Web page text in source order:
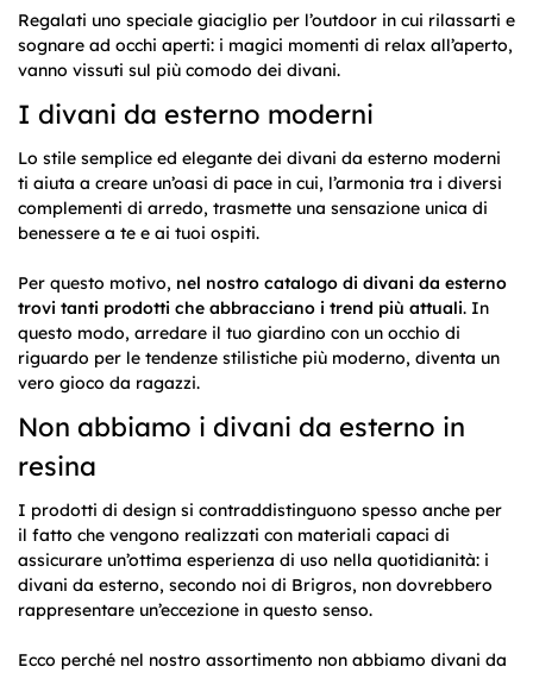
Regalati uno speciale giaciglio per l’outdoor in cui rilassarti e
sognare ad occhi aperti: i magici momenti di relax all’aperto,
vanno vissuti sul più comodo dei divani.
I divani da esterno moderni
Lo stile semplice ed elegante dei divani da esterno moderni
ti aiuta a creare un’oasi di pace in cui, l’armonia tra i diversi
complementi di arredo, trasmette una sensazione unica di
benessere a te e ai tuoi ospiti.
Per questo motivo, nel nostro catalogo di divani da esterno
trovi tanti prodotti che abbracciano i trend più attuali. In
questo modo, arredare il tuo giardino con un occhio di
riguardo per le tendenze stilistiche più moderno, diventa un
vero gioco da ragazzi.
Non abbiamo i divani da esterno in
resina
I prodotti di design si contraddistinguono spesso anche per
il fatto che vengono realizzati con materiali capaci di
assicurare un’ottima esperienza di uso nella quotidianità: i
divani da esterno, secondo noi di Brigros, non dovrebbero
rappresentare un’eccezione in questo senso.
Ecco perché nel nostro assortimento non abbiamo divani da